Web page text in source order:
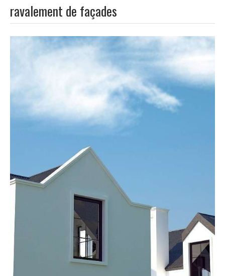
ravalement de façades